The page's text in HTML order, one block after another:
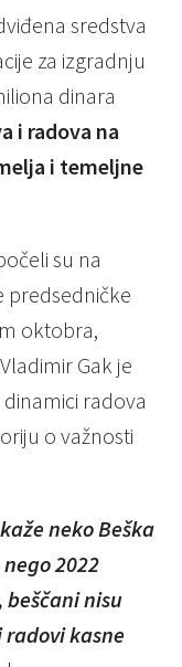
sredstva
za izgradnju
dinara
i radova na
i temeljne
su na
predsedničke
oktobra,
Gak je
radova
o važnosti
neko Beška
2022
nisu
kasne